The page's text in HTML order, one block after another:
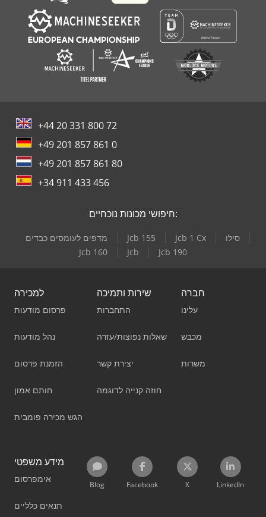
+44 20 331 800 72
+49 201 857 861 0
+49 201 857 861 80
+34 911 433 456
חיפושי מכונות נוכחיים:
מדפים לעומסים כבדים Jcb 155 Jcb 1 Cx
סילו
Jcb 160
Jcb Jcb 190
למכירה
פרסום מודעות
נהל מודעות
הזמנת פרסום
חותם אמון
הגש מכירה פומבית
שירות ותמיכה
התחברות
שאלות נפוצות/עזרה
יצירת קשר
חוזה קנייה לדוגמה
חברה
עלינו
מכבש
משרות
מידע משפטי
אימפרסום
תנאים כלליים
Blog Facebook X LinkedIn